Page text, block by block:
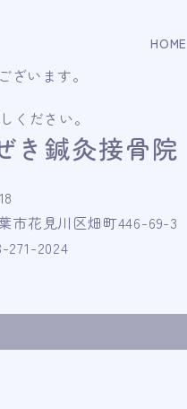
HOME
います。
ください。
き鍼灸接骨院
市花見川区畑町446-69-3
271-2024